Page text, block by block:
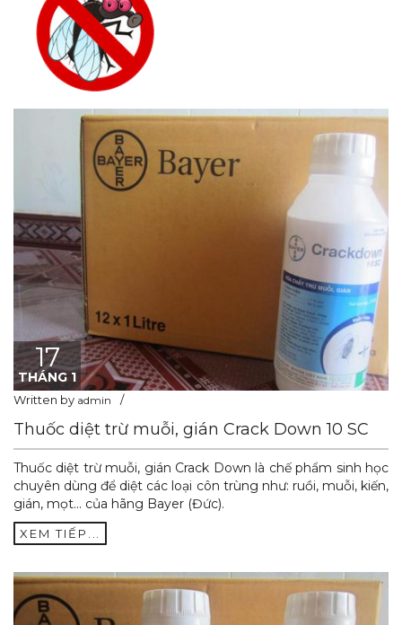
17
THÁNG 1
Written by admin
Thuốc diệt trừ muỗi, gián Crack Down 10 SC
Thuốc diệt trừ muỗi, gián Crack Down là chế phẩm sinh học
chuyên dùng để diệt các loại côn trùng như: ruồi, muỗi, kiến,
gián, mọt... của hãng Bayer (Đức).
XEM TIẾP...